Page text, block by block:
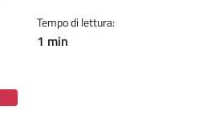
Tempo di lettura:
1 min